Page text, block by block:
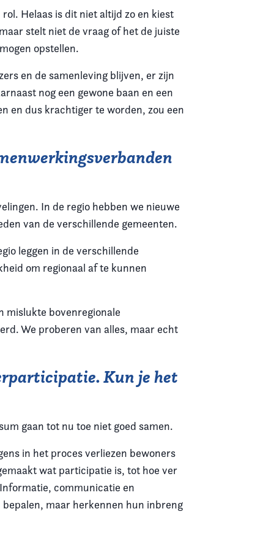
Helaas is dit niet altijd zo en kiest
stelt niet de vraag of het de juiste
opstellen.
en de samenleving blijven, er zijn
nog een gewone baan en een
en dus krachtiger te worden, zou een
In de regio hebben we nieuwe
van de verschillende gemeenten.
leggen in de verschillende
om regionaal af te kunnen
mislukte bovenregionale
We proberen van alles, maar echt
Kun je het
gaan tot nu toe niet goed samen.
in het proces verliezen bewoners
wat participatie is, tot hoe ver
communicatie en
maar herkennen hun inbreng